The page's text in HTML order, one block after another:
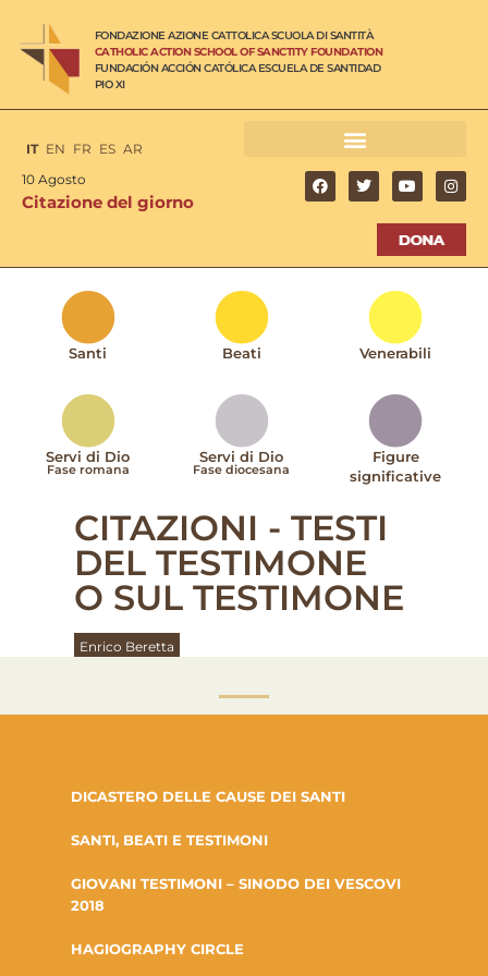
FONDAZIONE AZIONE CATTOLICA SCUOLA DI SANTITÀ
CATHOLIC ACTION SCHOOL OF SANCTITY FOUNDATION
FUNDACIÓN ACCIÓN CATÓLICA ESCUELA DE SANTIDAD
PIO XI
IT EN FR ES AR
10 Agosto
Citazione del giorno
Santi Beati Venerabili
Servi di Dio
Fase romana
Servi di Dio
Fase diocesana
Figure
significative
CITAZIONI - TESTI
DEL TESTIMONE
O SUL TESTIMONE
Enrico Beretta
DICASTERO DELLE CAUSE DEI SANTI
SANTI, BEATI E TESTIMONI
GIOVANI TESTIMONI – SINODO DEI VESCOVI
2018
HAGIOGRAPHY CIRCLE